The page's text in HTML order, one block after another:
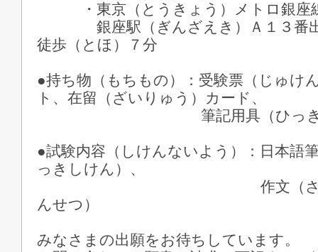
・東京（とうきょう）メトロ銀座
銀座駅（ぎんざえき）Ａ１３番出
徒歩（とほ）７分
●持ち物（もちもの）：受験票（じゅけ
ト、在留（ざいりゅう）カード、
筆記用具（ひっきよ
●試験内容（しけんないよう）：日本語
っきしけん）、
作文（さくぶん）
んせつ）
みなさまの出願をお待ちしています。